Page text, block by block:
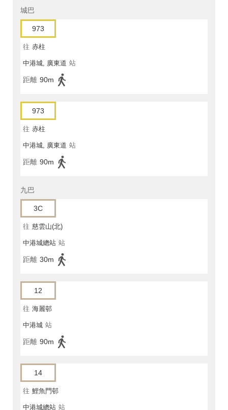
城巴
973
往 赤柱
中港城, 廣東道 站
距離 90m
973
往 赤柱
中港城, 廣東道 站
距離 90m
九巴
3C
往 慈雲山(北)
中港城總站 站
距離 30m
12
往 海麗邨
中港城 站
距離 90m
14
往 鯉魚門邨
中港城總站 站